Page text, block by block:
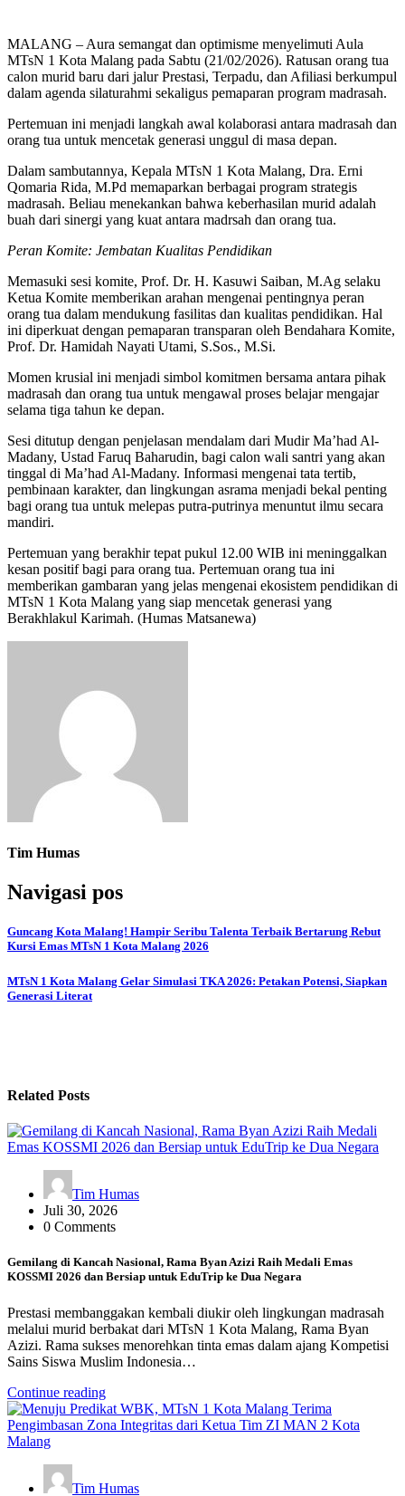
MALANG – Aura semangat dan optimisme menyelimuti Aula
MTsN 1 Kota Malang pada Sabtu (21/02/2026). Ratusan orang tua
calon murid baru dari jalur Prestasi, Terpadu, dan Afiliasi berkumpul
dalam agenda silaturahmi sekaligus pemaparan program madrasah.
Pertemuan ini menjadi langkah awal kolaborasi antara madrasah dan
orang tua untuk mencetak generasi unggul di masa depan.
Dalam sambutannya, Kepala MTsN 1 Kota Malang, Dra. Erni
Qomaria Rida, M.Pd memaparkan berbagai program strategis
madrasah. Beliau menekankan bahwa keberhasilan murid adalah
buah dari sinergi yang kuat antara madrsah dan orang tua.
Peran Komite: Jembatan Kualitas Pendidikan
Memasuki sesi komite, Prof. Dr. H. Kasuwi Saiban, M.Ag selaku
Ketua Komite memberikan arahan mengenai pentingnya peran
orang tua dalam mendukung fasilitas dan kualitas pendidikan. Hal
ini diperkuat dengan pemaparan transparan oleh Bendahara Komite,
Prof. Dr. Hamidah Nayati Utami, S.Sos., M.Si.
Momen krusial ini menjadi simbol komitmen bersama antara pihak
madrasah dan orang tua untuk mengawal proses belajar mengajar
selama tiga tahun ke depan.
Sesi ditutup dengan penjelasan mendalam dari Mudir Ma’had Al-
Madany, Ustad Faruq Baharudin, bagi calon wali santri yang akan
tinggal di Ma’had Al-Madany. Informasi mengenai tata tertib,
pembinaan karakter, dan lingkungan asrama menjadi bekal penting
bagi orang tua untuk melepas putra-putrinya menuntut ilmu secara
mandiri.
Pertemuan yang berakhir tepat pukul 12.00 WIB ini meninggalkan
kesan positif bagi para orang tua. Pertemuan orang tua ini
memberikan gambaran yang jelas mengenai ekosistem pendidikan di
MTsN 1 Kota Malang yang siap mencetak generasi yang
Berakhlakul Karimah. (Humas Matsanewa)
Tim Humas
Navigasi pos
Guncang Kota Malang! Hampir Seribu Talenta Terbaik Bertarung Rebut
Kursi Emas MTsN 1 Kota Malang 2026
MTsN 1 Kota Malang Gelar Simulasi TKA 2026: Petakan Potensi, Siapkan
Generasi Literat
Related Posts
Tim Humas
Juli 30, 2026
0 Comments
Gemilang di Kancah Nasional, Rama Byan Azizi Raih Medali Emas
KOSSMI 2026 dan Bersiap untuk EduTrip ke Dua Negara
Prestasi membanggakan kembali diukir oleh lingkungan madrasah
melalui murid berbakat dari MTsN 1 Kota Malang, Rama Byan
Azizi. Rama sukses menorehkan tinta emas dalam ajang Kompetisi
Sains Siswa Muslim Indonesia…
Continue reading
Tim Humas